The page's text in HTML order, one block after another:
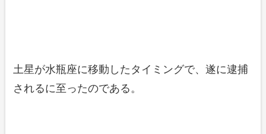
土星が水瓶座に移動したタイミングで、遂に逮捕
されるに至ったのである。